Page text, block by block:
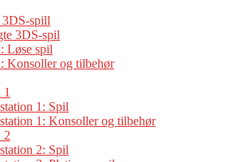
spill
3DS-spil
Løse spil
Konsoller og tilbehør
1: Spil
1: Konsoller og tilbehør
2
2: Spil